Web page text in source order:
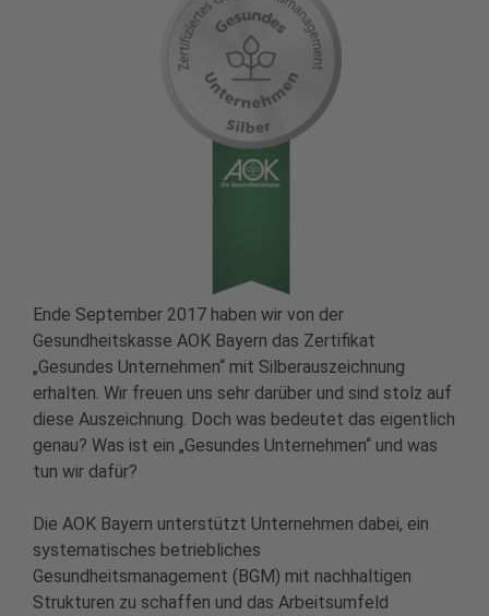
Ende September 2017 haben wir von der
Gesundheitskasse AOK Bayern das Zertifikat
„Gesundes Unternehmen“ mit Silberauszeichnung
erhalten. Wir freuen uns sehr darüber und sind stolz auf
diese Auszeichnung. Doch was bedeutet das eigentlich
genau? Was ist ein „Gesundes Unternehmen“ und was
tun wir dafür?
Die AOK Bayern unterstützt Unternehmen dabei, ein
systematisches betriebliches
Gesundheitsmanagement (BGM) mit nachhaltigen
Strukturen zu schaffen und das Arbeitsumfeld